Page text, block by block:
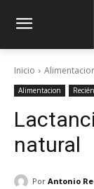
Inicio
Alimentacion
natural
Por Antonio